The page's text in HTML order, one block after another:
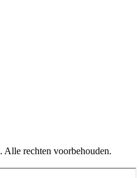
rechten voorbehouden.